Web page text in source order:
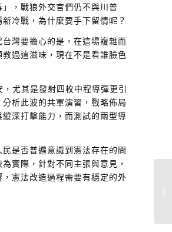
，戰狼外交官們仍不與川普
冷戰，為什麼要手下留情呢？
灣要擔心的是，在這場複雜而
過這滋味，現在不是看誰臉色
尤其是發射四枚中程導彈更引
析此波的共軍演習，戰略佈局
深打擊能力，而測試的兩型導
是否普遍意識到憲法存在的問
實際，針對不同主張與意見，
憲法改造過程需要有穩定的外